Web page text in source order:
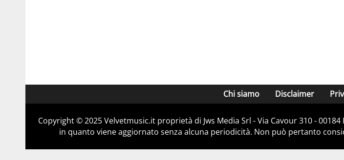
Chi siamo Disclaimer
Copyright © 2025 Velvetmusic.it proprietà di Jws Media Srl - Via Cavour 310 -
in quanto viene aggiornato senza alcuna periodicità. Non può pertanto